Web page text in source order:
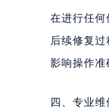
在进行任
后续修复
影响操作准
四、专业